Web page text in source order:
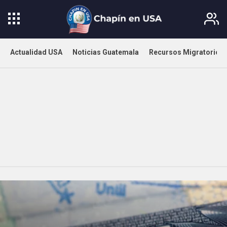
Actualidad USA Noticias Guatemala Recursos Migratorios